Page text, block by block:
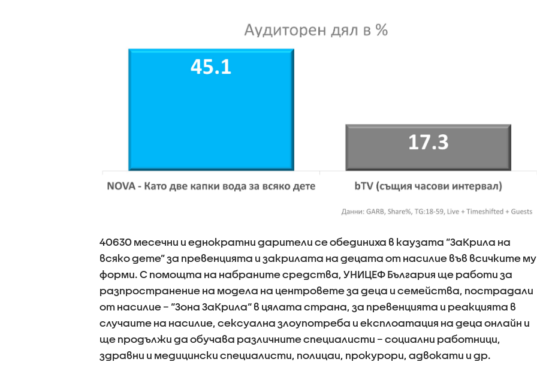
40630 месечни и еднократни дарители се обединиха в каузата “ЗаКрила на
всяко дете” за превенцията и закрилата на децата от насилие във всичките му
форми. С помощта на набраните средства, УНИЦЕФ България ще работи за
разпространение на модела на центровете за деца и семейства, пострадали
от насилие – “Зона ЗаКрила“ в цялата страна, за превенцията и реакцията в
случаите на насилие, сексуална злоупотреба и експлоатация на деца онлайн и
ще продължи да обучава различните специалисти – социални работници,
здравни и медицински специалисти, полицаи, прокурори, адвокати и др.